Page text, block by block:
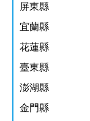
屏東縣
宜蘭縣
花蓮縣
臺東縣
澎湖縣
金門縣